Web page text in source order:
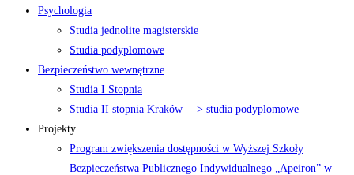
Psychologia
Studia jednolite magisterskie
Studia podyplomowe
Bezpieczeństwo wewnętrzne
Studia I Stopnia
Studia II stopnia Kraków —> studia podyplomowe
Projekty
Program zwiększenia dostępności w Wyższej Szkoły
Bezpieczeństwa Publicznego Indywidualnego „Apeiron” w